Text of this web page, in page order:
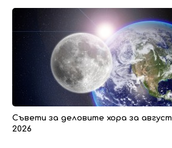
Съвети за деловите хора за август
2026